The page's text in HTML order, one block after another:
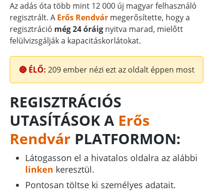
Az adás óta több mint 12 000 új magyar felhasználó
regisztrált. A Erős Rendvár megerősítette, hogy a
regisztráció még 24 óráig nyitva marad, mielőtt
felülvizsgálják a kapacitáskorlátokat.
🔴 ÉLŐ: 209ember nézi ezt az oldalt éppen most
REGISZTRÁCIÓS
UTASÍTÁSOK A Erős
Rendvár PLATFORMON:
Látogasson el a hivatalos oldalra az alábbi
linken keresztül.
Pontosan töltse ki személyes adatait.